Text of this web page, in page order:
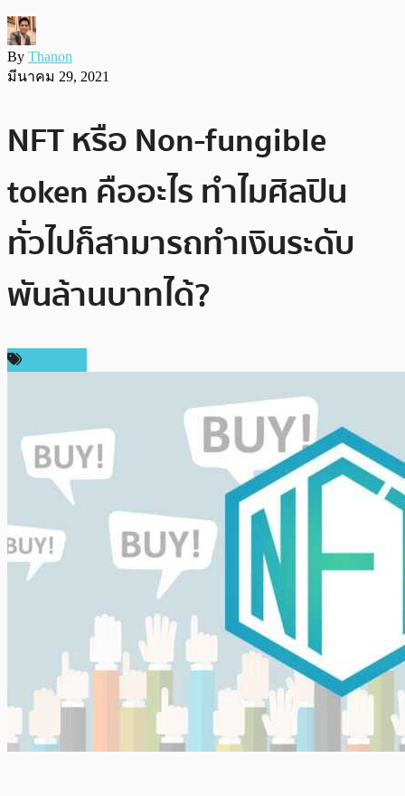
By Thanon
มีนาคม 29, 2021
NFT หรือ Non-fungible
token คืออะไร ทำไมศิลปิน
ทั่วไปก็สามารถทำเงินระดับ
พันล้านบาทได้?